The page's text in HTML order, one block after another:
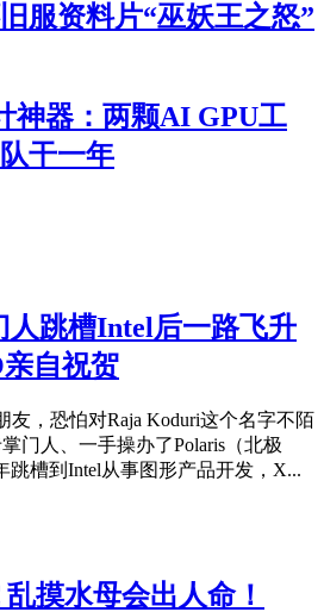
服资料片“巫妖王之怒”
神器：两颗AI GPU工
干一年
跳槽Intel后一路飞升
自祝贺
友，恐怕对Raja Koduri这个名字不陌
门人、一手操办了Polaris（北极
跳槽到Intel从事图形产品开发，X...
摸水母会出人命！